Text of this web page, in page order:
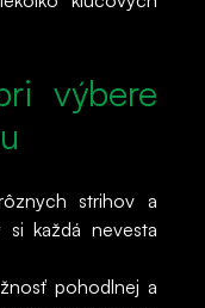
výbere
strihov a
každá nevesta
pohodlnej a